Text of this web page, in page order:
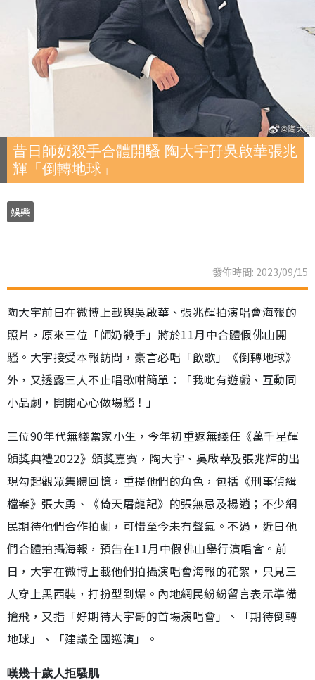
昔日師奶殺手合體開騷 陶大宇孖吳啟華張兆
輝「倒轉地球」
娛樂
發佈時間: 2023/09/15
陶大宇前日在微博上載與吳啟華、張兆輝拍演唱會海報的
照片，原來三位「師奶殺手」將於11月中合體假佛山開
騷。大宇接受本報訪問，豪言必唱「飲歌」《倒轉地球》
外，又透露三人不止唱歌咁簡單︰「我哋有遊戲、互動同
小品劇，開開心心做場騷！」
三位90年代無綫當家小生，今年初重返無綫任《萬千星輝
頒獎典禮2022》頒獎嘉賓，陶大宇、吳啟華及張兆輝的出
現勾起觀眾集體回憶，重提他們的角色，包括《刑事偵緝
檔案》張大勇、《倚天屠龍記》的張無忌及楊逍；不少網
民期待他們合作拍劇，可惜至今未有聲氣。不過，近日他
們合體拍攝海報，預告在11月中假佛山舉行演唱會。前
日，大宇在微博上載他們拍攝演唱會海報的花絮，只見三
人穿上黑西裝，打扮型到爆。內地網民紛紛留言表示準備
搶飛，又指「好期待大宇哥的首場演唱會」、「期待倒轉
地球」、「建議全國巡演」。
嘆幾十歲人拒騷肌